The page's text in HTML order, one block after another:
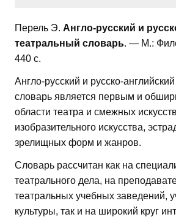
Перель Э. Англо-русский и
театральный словарь. — М.:
440 с.
Англо-русский и русско-
словарь является первым и
области театра и смежных
изобразительного искусства,
зрелищных форм и жанров.
Словарь рассчитан как на
театрального дела, на
театральных учебных заведений,
культуры, так и на широкий круг